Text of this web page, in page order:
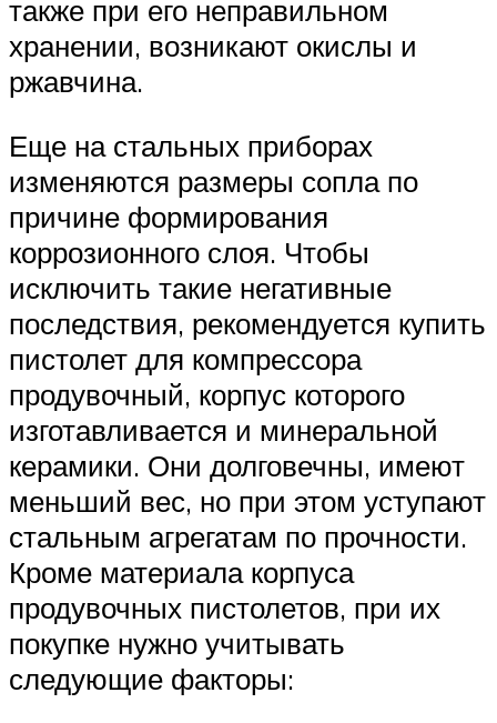
также при его неправильном
хранении, возникают окислы и
ржавчина.
Еще на стальных приборах
изменяются размеры сопла по
причине формирования
коррозионного слоя. Чтобы
исключить такие негативные
последствия, рекомендуется купить
пистолет для компрессора
продувочный, корпус которого
изготавливается и минеральной
керамики. Они долговечны, имеют
меньший вес, но при этом уступают
стальным агрегатам по прочности.
Кроме материала корпуса
продувочных пистолетов, при их
покупке нужно учитывать
следующие факторы: